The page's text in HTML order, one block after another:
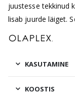
juustesse tekkinud
lisab juurde läiget.
KASUTAMINE
KOOSTIS